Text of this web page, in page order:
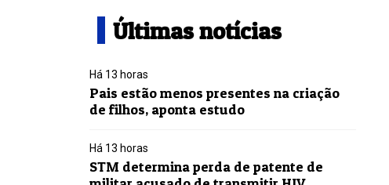
Últimas notícias
Há 13 horas
Pais estão menos presentes na criação
de filhos, aponta estudo
Há 13 horas
STM determina perda de patente de